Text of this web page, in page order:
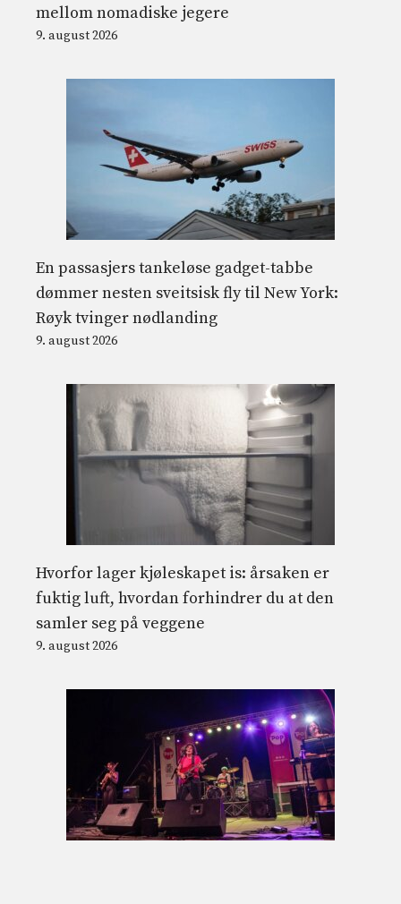
mellom nomadiske jegere
9. august 2026
En passasjers tankeløse gadget-tabbe
dømmer nesten sveitsisk fly til New York:
Røyk tvinger nødlanding
9. august 2026
Hvorfor lager kjøleskapet is: årsaken er
fuktig luft, hvordan forhindrer du at den
samler seg på veggene
9. august 2026